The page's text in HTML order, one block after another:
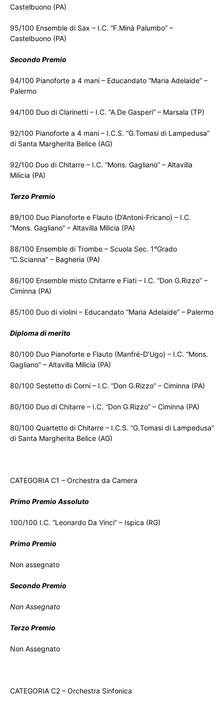
Castelbuono (PA)
95/100 Ensemble di Sax – I.C. “F.Minà Palumbo” –
Castelbuono (PA)
Secondo Premio
94/100 Pianoforte a 4 mani – Educandato “Maria Adelaide” –
Palermo
94/100 Duo di Clarinetti – I.C. “A.De Gasperi” – Marsala (TP)
92/100 Pianoforte a 4 mani – I.C.S. “G.Tomasi di Lampedusa”
di Santa Margherita Belice (AG)
92/100 Duo di Chitarre – I.C. “Mons. Gagliano” – Altavilla
Milicia (PA)
Terzo Premio
89/100 Duo Pianoforte e Flauto (D’Antoni-Fricano) – I.C.
“Mons. Gagliano” – Altavilla Milicia (PA)
88/100 Ensemble di Trombe – Scuola Sec. 1°Grado
“C.Scianna” – Bagheria (PA)
86/100 Ensemble misto Chitarre e Fiati – I.C. “Don G.Rizzo” –
Ciminna (PA)
85/100 Duo di violini – Educandato “Maria Adelaide” – Palermo
Diploma di merito
80/100 Duo Pianoforte e Flauto (Manfré-D’Ugo) – I.C. “Mons.
Gagliano” – Altavilla Milicia (PA)
80/100 Sestetto di Corni – I.C. “Don G.Rizzo” – Ciminna (PA)
80/100 Duo di Chitarre – I.C. “Don G.Rizzo” – Ciminna (PA)
80/100 Quartetto di Chitarre – I.C.S. “G.Tomasi di Lampedusa”
di Santa Margherita Belice (AG)
CATEGORIA C1 – Orchestra da Camera
Primo Premio Assoluto
100/100 I.C. “Leonardo Da Vinci” – Ispica (RG)
Primo Premio
Non assegnato
Secondo Premio
Non Assegnato
Terzo Premio
Non Assegnato
CATEGORIA C2 – Orchestra Sinfonica